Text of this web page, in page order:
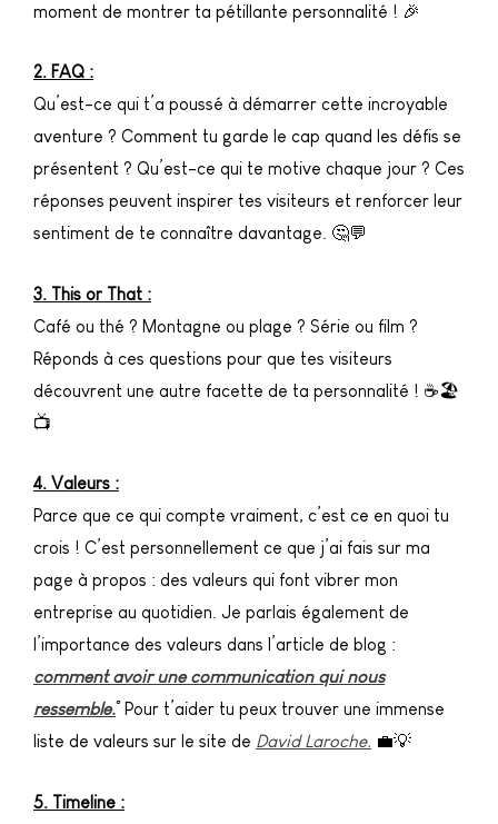
moment de montrer ta pétillante personnalité ! 🎉
2. FAQ :
Qu’est-ce qui t’a poussé à démarrer cette incroyable
aventure ? Comment tu garde le cap quand les défis se
présentent ? Qu’est-ce qui te motive chaque jour ? Ces
réponses peuvent inspirer tes visiteurs et renforcer leur
sentiment de te connaître davantage. 🤔💬
3. This or That :
Café ou thé ? Montagne ou plage ? Série ou film ?
Réponds à ces questions pour que tes visiteurs
découvrent une autre facette de ta personnalité ! ☕🏖️
📺
4. Valeurs :
Parce que ce qui compte vraiment, c’est ce en quoi tu
crois ! C’est personnellement ce que j’ai fais sur ma
page à propos : des valeurs qui font vibrer mon
entreprise au quotidien. Je parlais également de
l’importance des valeurs dans l’article de blog :
comment avoir une communication qui nous
ressemble.ﾟPour t’aider tu peux trouver une immense
liste de valeurs sur le site de David Laroche. 💼💡
5. Timeline :